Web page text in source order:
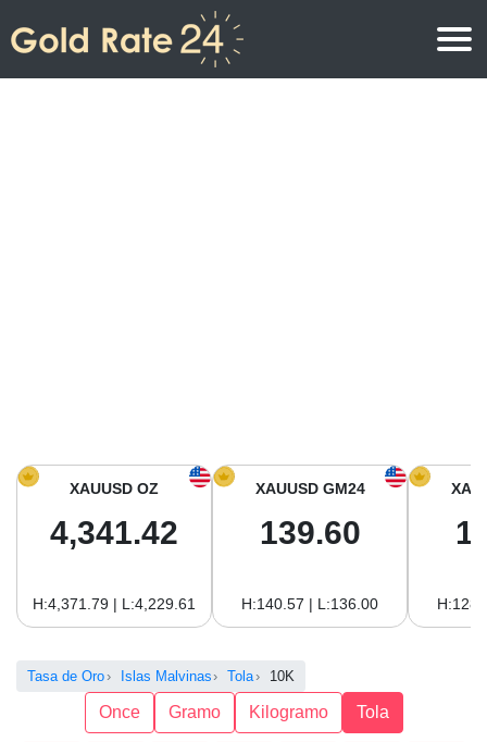
Precio del Oro hoy en América del sur
XAUUSD OZ
4,341.42
H:4,371.79 | L:4,229.61
XAUUSD GM24
139.60
H:140.57 | L:136.00
Tasa de Oro Islas Malvinas Tola 10K
Once Gramo Kilogramo Tola